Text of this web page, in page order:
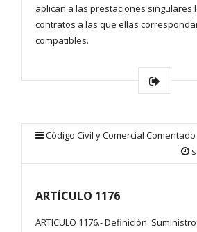
aplican a las prestaciones singulares
contratos a las que ellas
compatibles.
Código Civil y Comercial Comentado
ARTÍCULO 1176
ARTICULO 1176.- Definición.